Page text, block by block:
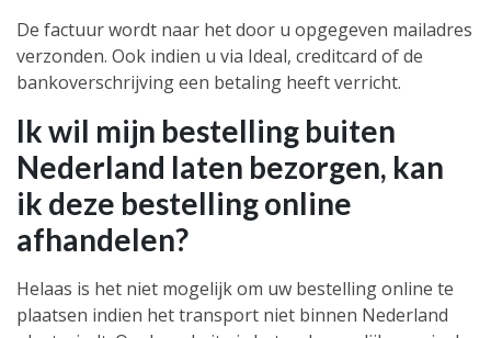
De factuur wordt naar het door u opgegeven mailadres
verzonden. Ook indien u via Ideal, creditcard of de
bankoverschrijving een betaling heeft verricht.
Ik wil mijn bestelling buiten
Nederland laten bezorgen, kan
ik deze bestelling online
afhandelen?
Helaas is het niet mogelijk om uw bestelling online te
plaatsen indien het transport niet binnen Nederland